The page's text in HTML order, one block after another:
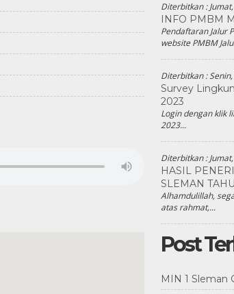
Diterbitkan :
INFO PMBM
Pendaftaran Jalur
website PMBM
Diterbitkan :
Survey
2023
Login dengan klik
2023...
Diterbitkan :
HASIL
SLEMAN
Alhamdulillah,
atas rahmat,...
Post
MIN 1 Sleman